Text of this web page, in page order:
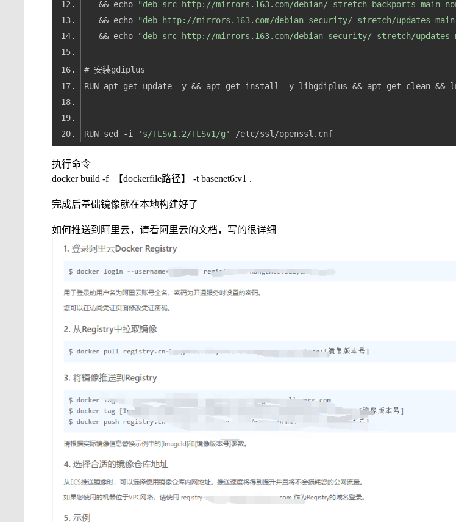
&& echo
"deb-src http://mirrors.163.com/debian/ stretch-backports main
&& echo
"deb http://mirrors.163.com/debian-security/ stretch/updates
&& echo
"deb-src http://mirrors.163.com/debian-security/ stretch/updates
RUN sed -i 's/TLSv1.2/TLSv1/g'
执行命令
docker build -f 【dockerfile路径】 -t basenet6:v1 .
完成后基础镜像就在本地构建好了
如何推送到阿里云，请看阿里云的文档，写的很详细